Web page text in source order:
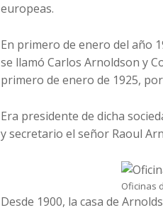
europeas.
En primero de enero del año
se llamó Carlos Arnoldson y
primero de enero de 1925,
Era presidente de dicha
y secretario el señor Raoul
Oficinas
Desde 1900, la casa de